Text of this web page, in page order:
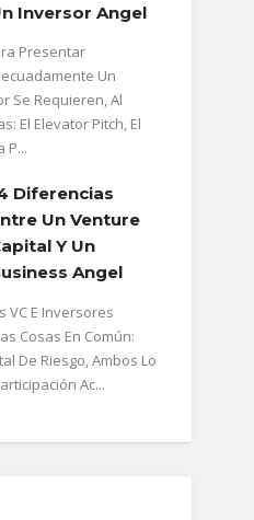
Inversor Angel
Presentar
Un
Se Requieren, Al
El Elevator Pitch, El
P...
Diferencias
Un Venture
Y Un
Angel
VC E Inversores
Cosas En Común:
De Riesgo, Ambos Lo
Ac...